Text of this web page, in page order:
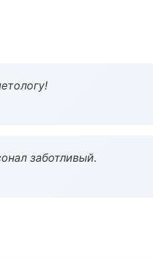
заботливый.